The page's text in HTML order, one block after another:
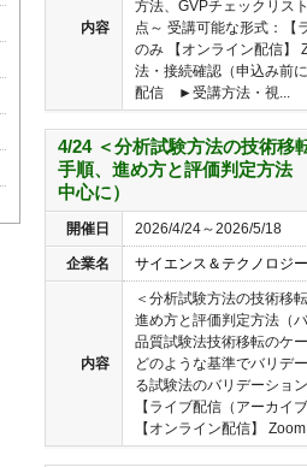
内容
方法、GVPチェックリス
点～ 受講可能な形式：【
のみ 【オンライン配信
法・接続確認（申込み前
配信 ►受講方法・視...
4/24 ＜分析試験方法の技術移
手順、進め方と評価判定方法
中心に）
開催日 2026/4/24～2026/5/18
企業名 サイエンス＆テクノロジ
内容
＜分析試験方法の技術移
進め方と評価判定方法（
品質試験法技術移転のケ
どのような基準でバリデ
る試験法のバリデーショ
【ライブ配信（アーカイ
【オンライン配信】